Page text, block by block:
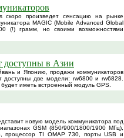
скоро произведет сенсацию на рынке
MAGIC (Mobile Advanced Global
(!) грамм, но своими возможностями
доступны в Азии
и Японию, продажи коммуникаторов
доступны две модели: rw6800 и rw6828.
иметь встроенный модуль GPS.
новую модель коммуникатора под
GSM (850/900/1800/1900 МГц),
процессор TI OMAP 730, порты USB и